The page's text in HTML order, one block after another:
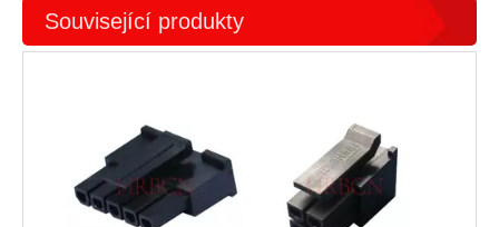
Související produkty